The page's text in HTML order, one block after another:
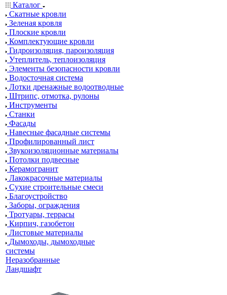
Каталог
Скатные кровли
Зеленая кровля
Плоские кровли
Комплектующие кровли
Гидроизоляция, пароизоляция
Утеплитель, теплоизоляция
Элементы безопасности кровли
Водосточная система
Лотки дренажные водоотводные
Штрипс, отмотка, рулоны
Инструменты
Станки
Фасады
Навесные фасадные системы
Профилированный лист
Звукоизоляционные материалы
Потолки подвесные
Керамогранит
Лакокрасочные материалы
Сухие строительные смеси
Благоустройство
Заборы, ограждения
Тротуары, террасы
Кирпич, газобетон
Листовые материалы
Дымоходы, дымоходные
системы
Неразобранные
Ландшафт